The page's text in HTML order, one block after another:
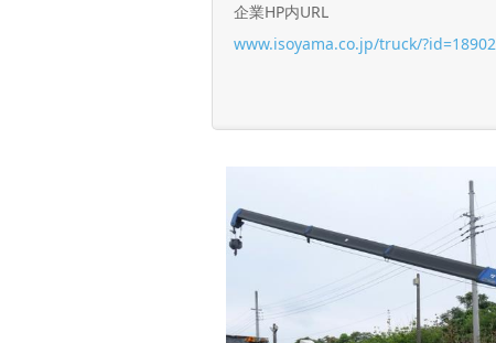
企業HP内URL
www.isoyama.co.jp/truck/?id=18902